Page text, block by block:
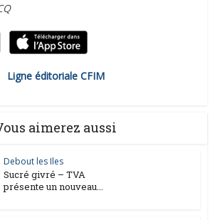
Ligne éditoriale CFIM
aimerez aussi
Debout les Iles
Sucré givré – TVA
présente un nouveau...